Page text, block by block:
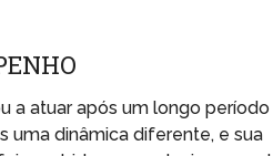
a atuar após um longo período
uma dinâmica diferente, e sua